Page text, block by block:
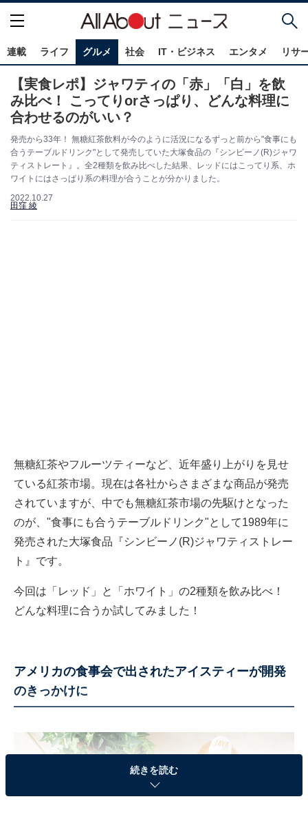
連載 ライフ グルメ 社会 IT・ビジネス エンタメ リサ
【実食レポ】ジャワティの「赤」「白」を飲
み比べ！ こってりorさっぱり、どんな料理に
合わせるのがいい？
発売から33年！ 無糖紅茶飲料が今のように活況になるずっと前から"食事にも
合うテーブルドリンク"として発売していた大塚食品の『シンビーノ(R)ジャワ
ティストレート』。全2種類を飲み比べした結果、レッドにはこってり系、ホ
ワイトにはさっぱり系の料理が合うことが分かりました。
2022.10.27
田窪 綾
無糖紅茶やフルーツティーなど、近年盛り上がりを見せ
ている紅茶市場。現在は各社からさまざまな商品が発売
されていますが、中でも無糖紅茶市場の先駆けとなった
のが、"食事にも合うテーブルドリンク"として1989年に
発売された大塚食品『シンビーノ(R)ジャワティストレー
ト』です。
今回は「レッド」と「ホワイト」の2種類を飲み比べ！
どんな料理に合うか試してみました！
アメリカの食事会で出されたアイスティーが開発
のきっかけに
続きを読む